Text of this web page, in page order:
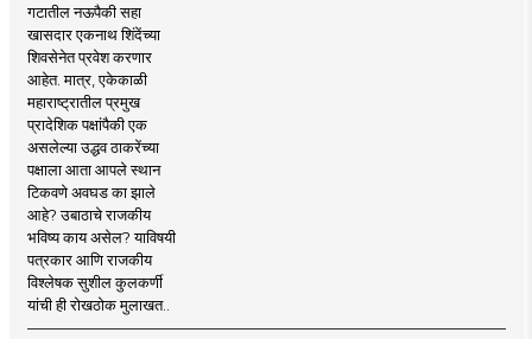
गटातील नऊपैकी सहा
खासदार एकनाथ शिंदेंच्या
शिवसेनेत प्रवेश करणार
आहेत. मात्र, एकेकाळी
महाराष्ट्रातील प्रमुख
प्रादेशिक पक्षांपैकी एक
असलेल्या उद्धव ठाकरेंच्या
पक्षाला आता आपले स्थान
टिकवणे अवघड का झाले
आहे? उबाठाचे राजकीय
भविष्य काय असेल? याविषयी
पत्रकार आणि राजकीय
विश्लेषक सुशील कुलकर्णी
यांची ही रोखठोक मुलाखत..